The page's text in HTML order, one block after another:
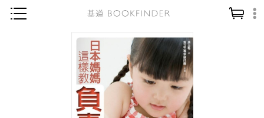
神學／教義
讀經／研經
信仰入門